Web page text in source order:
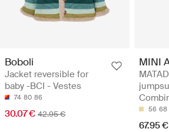
Boboli
Jacket reversible for
baby -BCI - Vestes
74 80 86
30.07 € 42.95 €
MINI
56 68
67.95 €